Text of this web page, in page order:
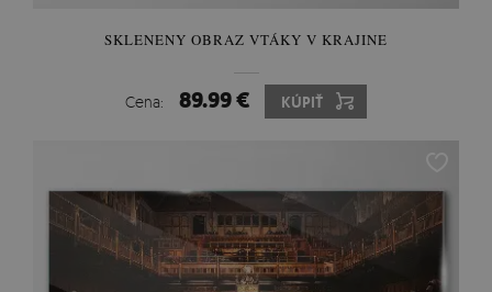
SKLENENY OBRAZ VTÁKY V KRAJINE
Cena: 89.99 € KÚPIŤ